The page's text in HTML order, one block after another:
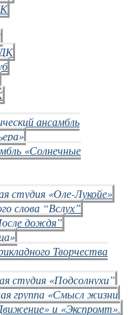
ансамбль
«Солнечные
студия «Оле-Лукойе»
слова “Вслух”
дождя”
Творчества
студия «Подсолнухи”
группа «Смысл жизни
и «Экспромт».